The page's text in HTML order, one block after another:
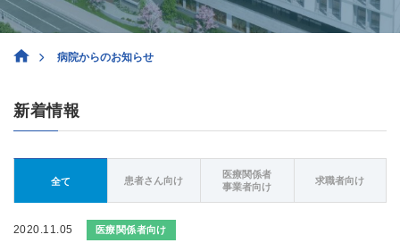
病院からのお知らせ
新着情報
全て 患者さん向け
医療関係者
事業者向け
求職者向け
2020.11.05 医療関係者向け